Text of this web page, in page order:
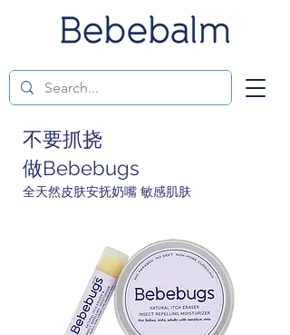
不要抓挠
做Bebebugs
全天然皮肤安抚奶嘴 敏感肌肤